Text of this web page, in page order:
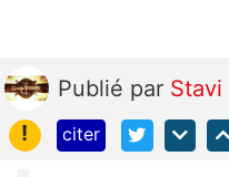
Publié par Stavi
!
citer